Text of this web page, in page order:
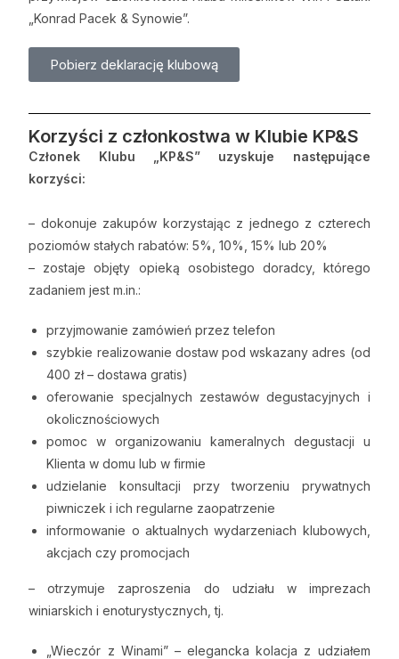
„Konrad Pacek & Synowie”.
Pobierz deklarację klubową
Korzyści z członkostwa w Klubie KP&S
Członek Klubu „KP&S” uzyskuje następujące
korzyści:
– dokonuje zakupów korzystając z jednego z czterech
poziomów stałych rabatów: 5%, 10%, 15% lub 20%
– zostaje objęty opieką osobistego doradcy, którego
zadaniem jest m.in.:
przyjmowanie zamówień przez telefon
szybkie realizowanie dostaw pod wskazany adres (od
400 zł – dostawa gratis)
oferowanie specjalnych zestawów degustacyjnych i
okolicznościowych
pomoc w organizowaniu kameralnych degustacji u
Klienta w domu lub w firmie
udzielanie konsultacji przy tworzeniu prywatnych
piwniczek i ich regularne zaopatrzenie
informowanie o aktualnych wydarzeniach klubowych,
akcjach czy promocjach
– otrzymuje zaproszenia do udziału w imprezach
winiarskich i enoturystycznych, tj.
„Wieczór z Winami” – elegancka kolacja z udziałem